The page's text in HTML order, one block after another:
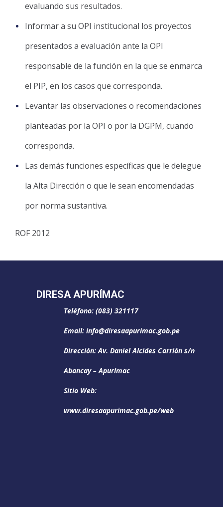
evaluando sus resultados.
Informar a su OPI institucional los proyectos
presentados a evaluación ante la OPI
responsable de la función en la que se enmarca
el PIP, en los casos que corresponda.
Levantar las observaciones o recomendaciones
planteadas por la OPI o por la DGPM, cuando
corresponda.
Las demás funciones específicas que le delegue
la Alta Dirección o que le sean encomendadas
por norma sustantiva.
ROF 2012
DIRESA APURÍMAC
Teléfono: (083) 321117
Email: info@diresaapurimac.gob.pe
Dirección: Av. Daniel Alcides Carrión s/n
Abancay – Apurímac
Sitio Web:
www.diresaapurimac.gob.pe/web